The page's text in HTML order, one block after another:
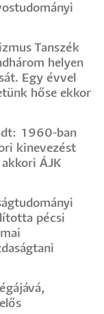
Tanszék
helyen
Egy évvel
hőse ekkor
1960-ban
kinevezést
ÁJK
pécsi